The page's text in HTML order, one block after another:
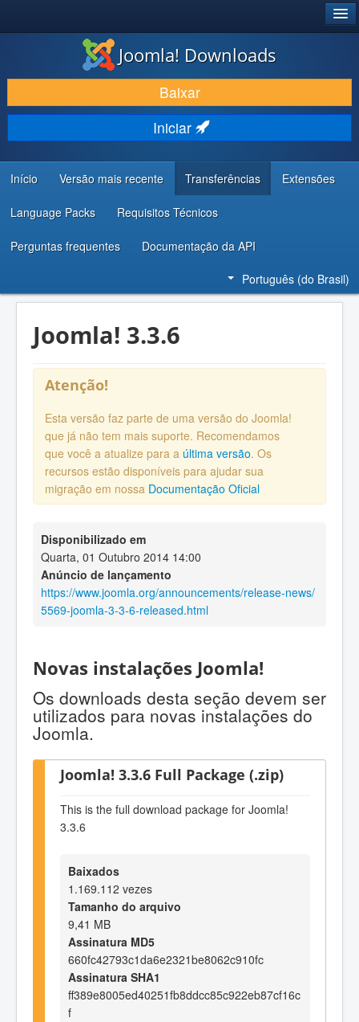
BAIXAR E APRIMORAR
DESCUBRA & APRENDA
COMUNIDADE & SUPORTE
RECURSOS PARA DESENVOLVEDORES
Joomla! Downloads
Baixar
Iniciar
Início Versão mais recente Transferências Extensões
Language Packs Requisitos Técnicos
Perguntas frequentes Documentação da API
Português (do Brasil)
Joomla! 3.3.6
Atenção!
Esta versão faz parte de uma versão do Joomla!
que já não tem mais suporte. Recomendamos
que você a atualize para a última versão. Os
recursos estão disponíveis para ajudar sua
migração em nossa Documentação Oficial
Disponibilizado em
Quarta, 01 Outubro 2014 14:00
Anúncio de lançamento
https://www.joomla.org/announcements/release-news/
5569-joomla-3-3-6-released.html
Novas instalações Joomla!
Os downloads desta seção devem ser
utilizados para novas instalações do
Joomla.
Joomla! 3.3.6 Full Package (.zip)
This is the full download package for Joomla!
3.3.6
Baixados
1.169.112 vezes
Tamanho do arquivo
9,41 MB
Assinatura MD5
660fc42793c1da6e2321be8062c910fc
Assinatura SHA1
ff389e8005ed40251fb8ddcc85c922eb87cf16c
f